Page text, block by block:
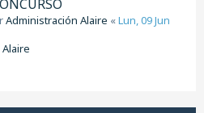
Administración Alaire «Lun, 09 Jun